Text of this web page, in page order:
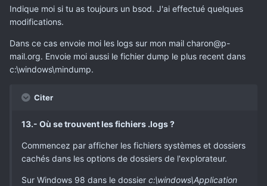
Indique moi si tu as toujours un bsod. J'ai effectué quelques
modifications.
Dans ce cas envoie moi les logs sur mon mail charon@p-
mail.org. Envoie moi aussi le fichier dump le plus recent dans
c:\windows\mindump.
Citer
13.- Où se trouvent les fichiers .logs ?
Commencez par afficher les fichiers systèmes et dossiers
cachés dans les options de dossiers de l'explorateur.
Sur Windows 98 dans le dossier c:\windows\Application